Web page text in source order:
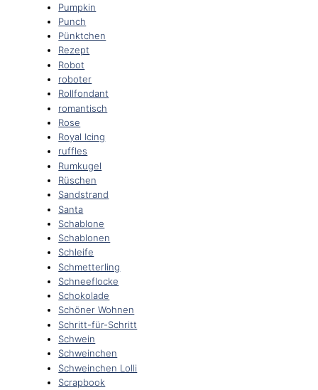
Pumpkin
Punch
Pünktchen
Rezept
Robot
roboter
Rollfondant
romantisch
Rose
Royal Icing
ruffles
Rumkugel
Rüschen
Sandstrand
Santa
Schablone
Schablonen
Schleife
Schmetterling
Schneeflocke
Schokolade
Schöner Wohnen
Schritt-für-Schritt
Schwein
Schweinchen
Schweinchen Lolli
Scrapbook